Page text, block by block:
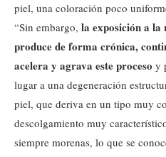
piel, una coloración poco
“Sin embargo, la exposición a la
produce de forma crónica,
acelera y agrava este proceso y
lugar a una degeneración
piel, que deriva en un tipo muy
descolgamiento muy
siempre morenas, lo que se